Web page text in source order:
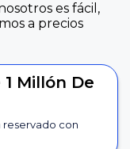
es fácil,
a precios
Millón De
reservado con